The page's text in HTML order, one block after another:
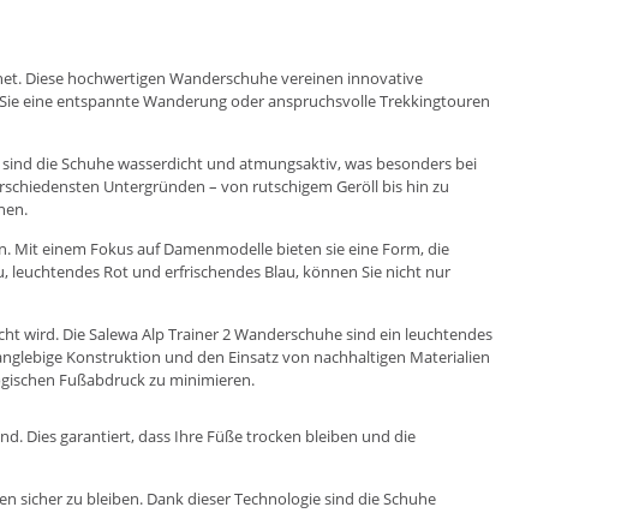
Diese hochwertigen Wanderschuhe vereinen innovative
eine entspannte Wanderung oder anspruchsvolle Trekkingtouren
die Schuhe wasserdicht und atmungsaktiv, was besonders bei
Untergründen – von rutschigem Geröll bis hin zu
Mit einem Fokus auf Damenmodelle bieten sie eine Form, die
Rot und erfrischendes Blau, können Sie nicht nur
wird. Die Salewa Alp Trainer 2 Wanderschuhe sind ein leuchtendes
Konstruktion und den Einsatz von nachhaltigen Materialien
Fußabdruck zu minimieren.
Dies garantiert, dass Ihre Füße trocken bleiben und die
sicher zu bleiben. Dank dieser Technologie sind die Schuhe